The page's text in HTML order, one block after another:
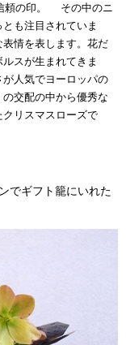
の印。 その中のニ
も注目されていま
情を表します。花だ
スが生まれてきま
人気でヨーロッパの
交配の中から優秀な
リスマスローズで
でギフト籠にいれた